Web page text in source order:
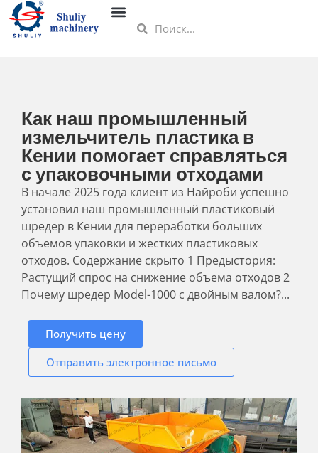
Как наш промышленный
измельчитель пластика в
Кении помогает справляться
с упаковочными отходами
В начале 2025 года клиент из Найроби успешно
установил наш промышленный пластиковый
шредер в Кении для переработки больших
объемов упаковки и жестких пластиковых
отходов. Содержание скрыто 1 Предыстория:
Растущий спрос на снижение объема отходов 2
Почему шредер Model-1000 с двойным валом?...
Получить цену
Отправить электронное письмо